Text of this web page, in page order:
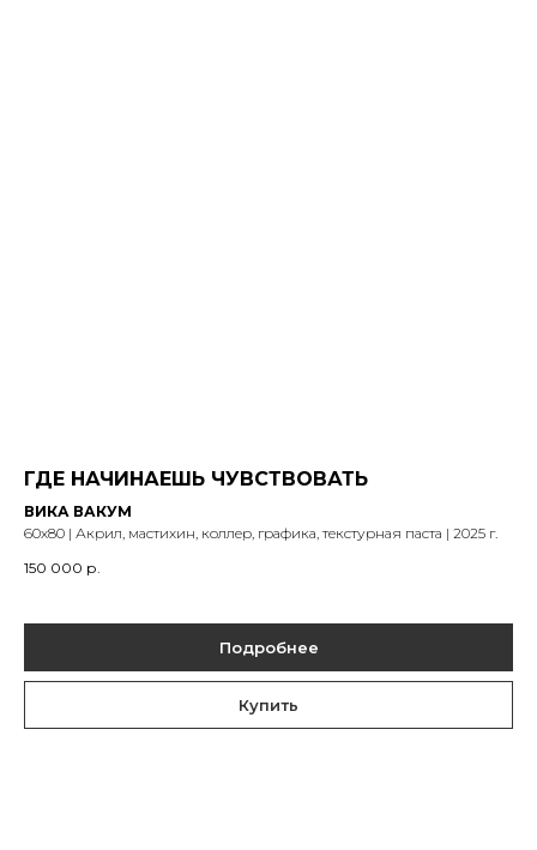
ГДЕ НАЧИНАЕШЬ ЧУВСТВОВАТЬ
ВИКА ВАКУМ
60х80 | Акрил, мастихин, коллер, графика, текстурная паста | 2025 г.
150 000 р.
Подробнее
Купить